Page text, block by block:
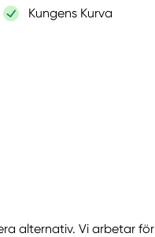
Kungens Kurva
alternativ. Vi arbetar för